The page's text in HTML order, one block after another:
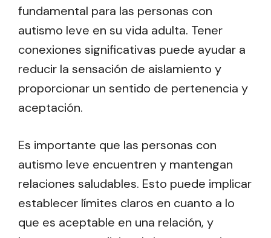
fundamental para las personas con
autismo leve en su vida adulta. Tener
conexiones significativas puede ayudar a
reducir la sensación de aislamiento y
proporcionar un sentido de pertenencia y
aceptación.
Es importante que las personas con
autismo leve encuentren y mantengan
relaciones saludables. Esto puede implicar
establecer límites claros en cuanto a lo
que es aceptable en una relación, y